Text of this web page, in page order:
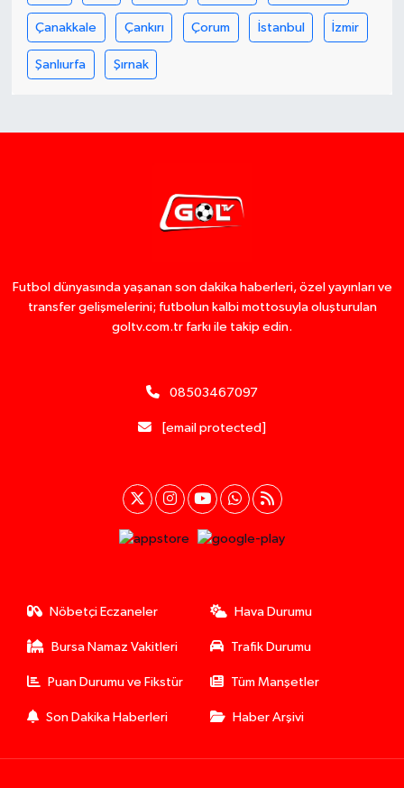
Çanakkale Çankırı Çorum İstanbul İzmir
Şanlıurfa Şırnak
Futbol dünyasında yaşanan son dakika haberleri, özel yayınları ve
transfer gelişmelerini; futbolun kalbi mottosuyla oluşturulan
goltv.com.tr farkı ile takip edin.
08503467097
[email protected]
Nöbetçi Eczaneler Hava Durumu
Bursa Namaz Vakitleri Trafik Durumu
Puan Durumu ve Fikstür Tüm Manşetler
Son Dakika Haberleri Haber Arşivi